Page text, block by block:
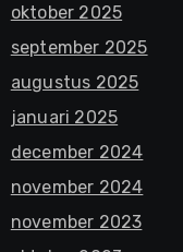
oktober 2025
september 2025
augustus 2025
januari 2025
december 2024
november 2024
november 2023